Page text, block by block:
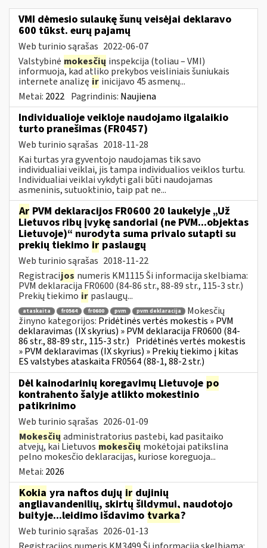
VMI dėmesio sulaukę šunų veisėjai deklaravo
600 tūkst. eurų pajamų
Web turinio sąrašas 2022-06-07
Valstybinė mokesčių inspekcija (toliau – VMI)
informuoja, kad atliko prekybos veisliniais šuniukais
internete analizę ir inicijavo 45 asmenų...
Metai: 2022 Pagrindinis: Naujiena
Individualioje veikloje naudojamo ilgalaikio
turto pranešimas (FR0457)
Web turinio sąrašas 2018-11-28
Kai turtas yra gyventojo naudojamas tik savo
individualiai veiklai, jis tampa individualios veiklos turtu.
Individualiai veiklai vykdyti gali būti naudojamas
asmeninis, sutuoktinio, taip pat ne...
Ar PVM deklaracijos FR0600 20 laukelyje „Už
Lietuvos ribų įvykę sandoriai (ne PVM...objektas
Lietuvoje)“ nurodyta suma privalo sutapti su
prekių tiekimo ir paslaugų
Web turinio sąrašas 2018-11-22
Registracijos numeris KM1115 Ši informacija skelbiama:
PVM deklaracija FR0600 (84-86 str., 88-89 str., 115-3 str.)
Prekių tiekimo ir paslaugų...
ataskaita fr0564 fr0600 pvm pvm deklaracija
Mokesčių
žinyno kategorijos: Pridėtinės vertės mokestis » PVM
deklaravimas (IX skyrius) » PVM deklaracija FR0600 (84-
86 str., 88-89 str., 115-3 str.) Pridėtinės vertės mokestis
» PVM deklaravimas (IX skyrius) » Prekių tiekimo į kitas
ES valstybes ataskaita FR0564 (88-1, 88-2 str.)
Dėl kainodarinių koregavimų Lietuvoje po
kontrahento šalyje atlikto mokestinio
patikrinimo
Web turinio sąrašas 2026-01-09
Mokesčių administratorius pastebi, kad pasitaiko
atvejų, kai Lietuvos mokesčių mokėtojai patikslina
pelno mokesčio deklaracijas, kuriose koreguoja...
Metai: 2026
Kokia yra naftos dujų ir dujinių
angliavandenilių, skirtų šildymui, naudotojo
buityje...leidimo išdavimo tvarka?
Web turinio sąrašas 2026-01-13